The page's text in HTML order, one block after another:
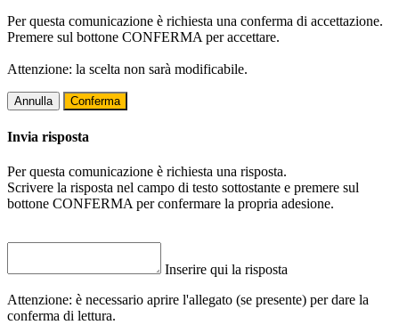
Per questa comunicazione è richiesta una conferma di accettazione.
Premere sul bottone CONFERMA per accettare.
Attenzione: la scelta non sarà modificabile.
Annulla Conferma
Invia risposta
Per questa comunicazione è richiesta una risposta.
Scrivere la risposta nel campo di testo sottostante e premere sul
bottone CONFERMA per confermare la propria adesione.
Inserire qui la risposta
Attenzione: è necessario aprire l'allegato (se presente) per dare la
conferma di lettura.